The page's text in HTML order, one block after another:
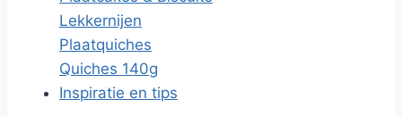
Lekkernijen
Plaatquiches
Quiches 140g
Inspiratie en tips